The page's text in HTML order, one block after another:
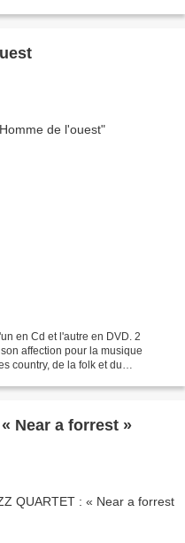
en Cd et l'autre en DVD. 2
affection pour la musique
country, de la folk et du
Near a forrest »